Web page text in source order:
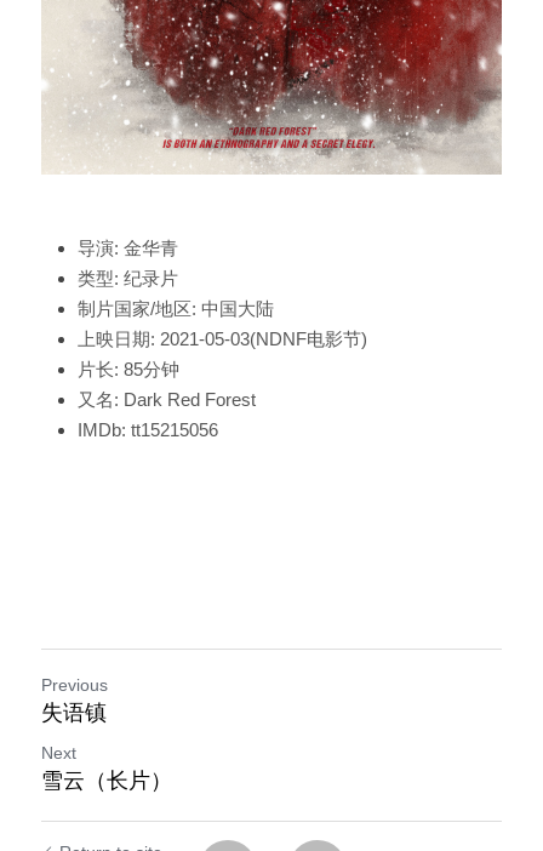
导演: 金华青
类型: 纪录片
制片国家/地区: 中国大陆
上映日期: 2021-05-03(NDNF电影节)
片长: 85分钟
又名: Dark Red Forest
IMDb: tt15215056
Previous
失语镇
Next
雪云（长片）